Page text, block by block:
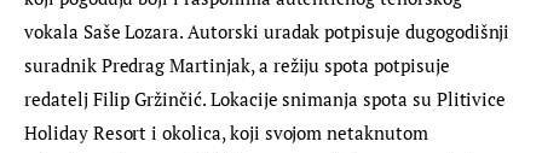
vokala Saše Lozara. Autorski uradak potpisuje dugogodišnji
suradnik Predrag Martinjak, a režiju spota potpisuje
redatelj Filip Gržinčić. Lokacije snimanja spota su Plitivice
Holiday Resort i okolica, koji svojom netaknutom